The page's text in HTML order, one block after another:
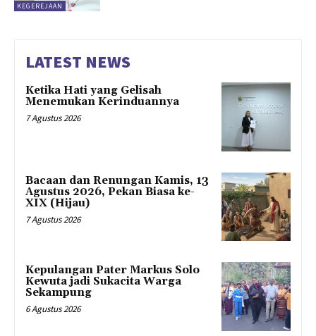
KEGEREJAAN
LATEST NEWS
Ketika Hati yang Gelisah
Menemukan Kerinduannya
7 Agustus 2026
Bacaan dan Renungan Kamis, 13
Agustus 2026, Pekan Biasa ke-
XIX (Hijau)
7 Agustus 2026
Kepulangan Pater Markus Solo
Kewuta jadi Sukacita Warga
Sekampung
6 Agustus 2026